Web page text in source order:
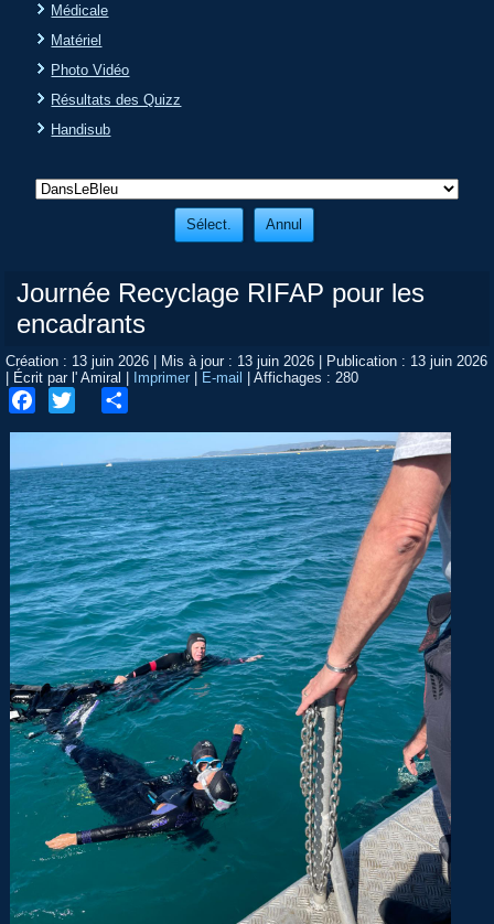
Médicale
Matériel
Photo Vidéo
Résultats des Quizz
Handisub
Journée Recyclage RIFAP pour les
encadrants
Création : 13 juin 2026 | Mis à jour : 13 juin 2026 | Publication : 13 juin 2026
| Écrit par l' Amiral | Imprimer | E-mail |Affichages : 280